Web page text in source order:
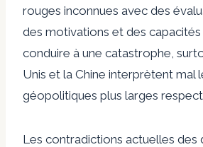
rouges inconnues avec des
des motivations et des
conduire à une catastrophe,
Unis et la Chine interprètent mal
géopolitiques plus larges
Les contradictions actuelles des